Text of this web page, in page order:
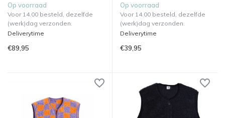
Op voorraad
Voor 14.00 besteld, dezelfde
(werk)dag verzonden.
Deliverytime
€89,95
Op voorraad
Voor 14.00 besteld, dezelfde
(werk)dag verzonden.
Deliverytime
€39,95